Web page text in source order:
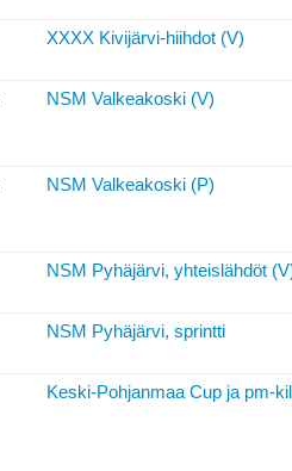
XXXX Kivijärvi-hiihdot (V)
NSM Valkeakoski (V)
NSM Valkeakoski (P)
NSM Pyhäjärvi, yhteislähdöt
NSM Pyhäjärvi, sprintti
Keski-Pohjanmaa Cup ja pm-